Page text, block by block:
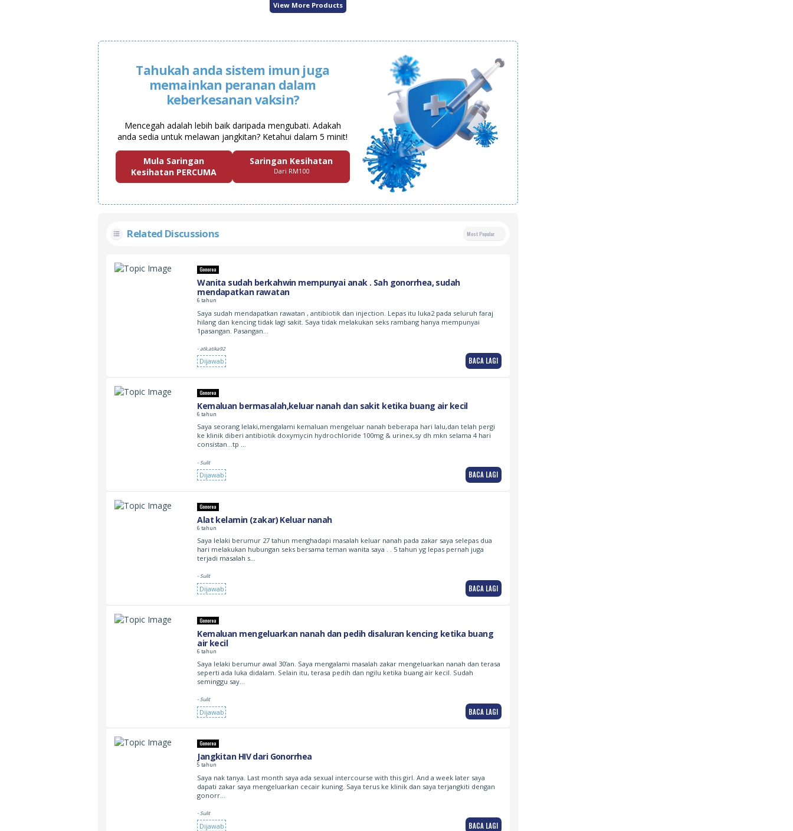
View More Products
Tahukah anda sistem imun juga
memainkan peranan dalam
keberkesanan vaksin?
Mencegah adalah lebih baik daripada mengubati. Adakah
anda sedia untuk melawan jangkitan? Ketahui dalam 5 minit!
Mula Saringan
Kesihatan PERCUMA
Saringan Kesihatan
Dari RM100
Related Discussions Most Popular
Gonorea
Wanita sudah berkahwin mempunyai anak . Sah gonorrhea, sudah
mendapatkan rawatan
6 tahun
Saya sudah mendapatkan rawatan , antibiotik dan injection. Lepas itu luka2 pada seluruh faraj
hilang dan kencing tidak lagi sakit. Saya tidak melakukan seks rambang hanya mempunyai
1pasangan. Pasangan…
- atk.atika92
Dijawab BACA LAGI
Gonorea
Kemaluan bermasalah,keluar nanah dan sakit ketika buang air kecil
6 tahun
Saya seorang lelaki,mengalami kemaluan mengeluar nanah beberapa hari lalu,dan telah pergi
ke klinik diberi antibiotik doxymycin hydrochloride 100mg & urinex,sy dh mkn selama 4 hari
consistan…tp …
- Sulit
Dijawab BACA LAGI
Gonorea
Alat kelamin (zakar) Keluar nanah
6 tahun
Saya lelaki berumur 27 tahun menghadapi masalah keluar nanah pada zakar saya selepas dua
hari melakukan hubungan seks bersama teman wanita saya . . 5 tahun yg lepas pernah juga
terjadi masalah s…
- Sulit
Dijawab BACA LAGI
Gonorea
Kemaluan mengeluarkan nanah dan pedih disaluran kencing ketika buang
air kecil
6 tahun
Saya lelaki berumur awal 30’an. Saya mengalami masalah zakar mengeluarkan nanah dan terasa
seperti ada luka didalam. Selain itu, terasa pedih dan ngilu ketika buang air kecil. Sudah
seminggu say…
- Sulit
Dijawab BACA LAGI
Gonorea
Jangkitan HIV dari Gonorrhea
5 tahun
Saya nak tanya. Last month saya ada sexual intercourse with this girl. And a week later saya
dapati zakar saya mengeluarkan cecair kuning. Saya terus ke klinik dan saya terjangkiti dengan
gonorr…
- Sulit
Dijawab BACA LAGI